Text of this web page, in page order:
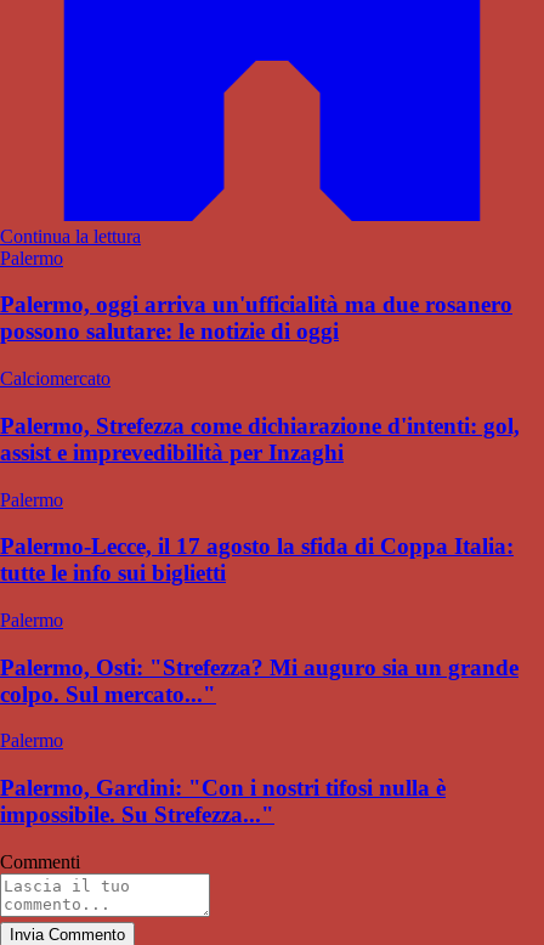
Continua la lettura
Palermo
Palermo, oggi arriva un'ufficialità ma due rosanero
possono salutare: le notizie di oggi
Calciomercato
Palermo, Strefezza come dichiarazione d'intenti: gol,
assist e imprevedibilità per Inzaghi
Palermo
Palermo-Lecce, il 17 agosto la sfida di Coppa Italia:
tutte le info sui biglietti
Palermo
Palermo, Osti: "Strefezza? Mi auguro sia un grande
colpo. Sul mercato..."
Palermo
Palermo, Gardini: "Con i nostri tifosi nulla è
impossibile. Su Strefezza..."
Commenti
Invia Commento